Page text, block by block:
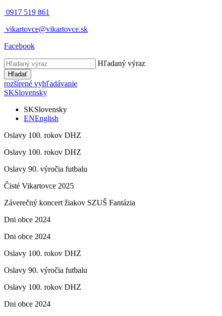
0917 519 861
vikartovce@vikartovce.sk
Facebook
Hľadaný výraz
Hľadať
rozšírené vyhľadávanie
SKSlovensky
SKSlovensky
ENEnglish
Oslavy 100. rokov DHZ
Oslavy 100. rokov DHZ
Oslavy 90. výročia futbalu
Čisté Vikartovce 2025
Záverečný koncert žiakov SZUŠ Fantázia
Dni obce 2024
Dni obce 2024
Oslavy 100. rokov DHZ
Oslavy 90. výročia futbalu
Oslavy 100. rokov DHZ
Dni obce 2024